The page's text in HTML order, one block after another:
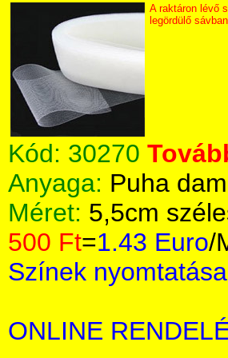
A raktáron lévő
legördülő
Kód: 30270
Anyaga: Puha
Méret: 5,5cm
500 Ft=1.43 Euro/
Színek nyomtatása
ONLINE